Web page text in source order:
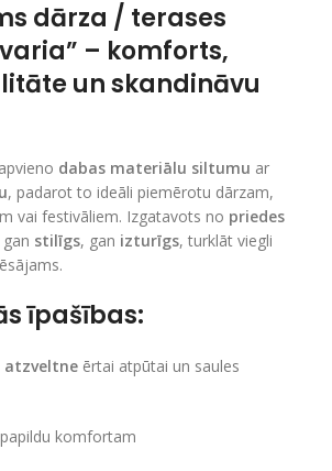
dārza / terases
– komforts,
un skandināvu
apvieno dabas materiālu siltumu ar
, padarot to ideāli piemērotu dārzam,
vai festivāliem. Izgatavots no priedes
stilīgs, gan izturīgs, turklāt viegli
īpašības:
atzveltne ērtai atpūtai un saules
papildu komfortam